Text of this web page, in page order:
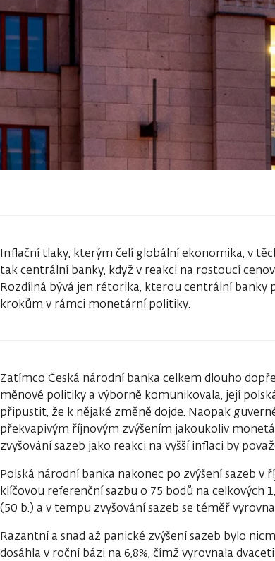
Inflační tlaky, kterým čelí globální ekonomika, v
tak centrální banky, když v reakci na rostoucí
Rozdílná bývá jen rétorika, kterou centrální banky
krokům v rámci monetární politiky.
Zatímco Česká národní banka celkem dlouho
měnové politiky a výborně komunikovala, její
připustit, že k nějaké změně dojde. Naopak
překvapivým říjnovým zvýšením jakoukoliv
zvyšování sazeb jako reakci na vyšší inflaci by
Polská národní banka nakonec po zvýšení sazeb v
klíčovou referenční sazbu o 75 bodů na celkových
(50 b.) a v tempu zvyšování sazeb se téměř
Razantní a snad až panické zvýšení sazeb bylo
dosáhla v roční bázi na 6,8%, čímž vyrovnala